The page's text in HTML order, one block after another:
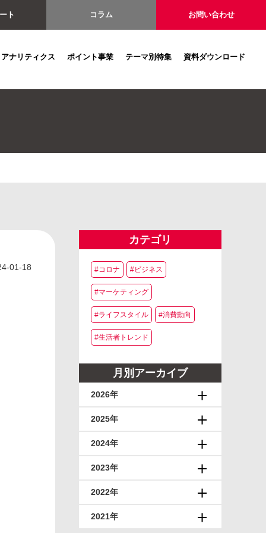
ト コラム お問い合わせ
アナリティクス ポイント事業 テーマ別特集 資料ダウンロード
01-18
カテゴリ
#コロナ #ビジネス
#マーケティング
#ライフスタイル #消費動向
#生活者トレンド
月別アーカイブ
2026年
2025年
2024年
2023年
2022年
2021年